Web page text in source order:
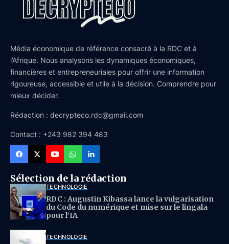
Média économique de référence consacré à la RDC et à
l’Afrique. Nous analysons les dynamiques économiques,
financières et entrepreneuriales pour offrir une information
rigoureuse, accessible et utile à la décision. Comprendre pour
mieux décider.
Rédaction : decrypteco.rdc@gmail.com
Contact : +243 982 394 483
Sélection de la rédaction
TECHNOLOGIE
RDC : Augustin Kibassa lance la vulgarisation
du Code du numérique et mise sur le lingala
pour l’IA
TECHNOLOGIE